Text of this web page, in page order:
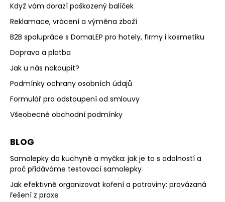
Když vám dorazí poškozený balíček
Reklamace, vrácení a výměna zboží
B2B spolupráce s DomaLEP pro hotely, firmy i kosmetiku
Doprava a platba
Jak u nás nakoupit?
Podmínky ochrany osobních údajů
Formulář pro odstoupení od smlouvy
Všeobecné obchodní podmínky
BLOG
Samolepky do kuchyně a myčka: jak je to s odolností a
proč přidáváme testovací samolepky
Jak efektivně organizovat koření a potraviny: provázaná
řešení z praxe